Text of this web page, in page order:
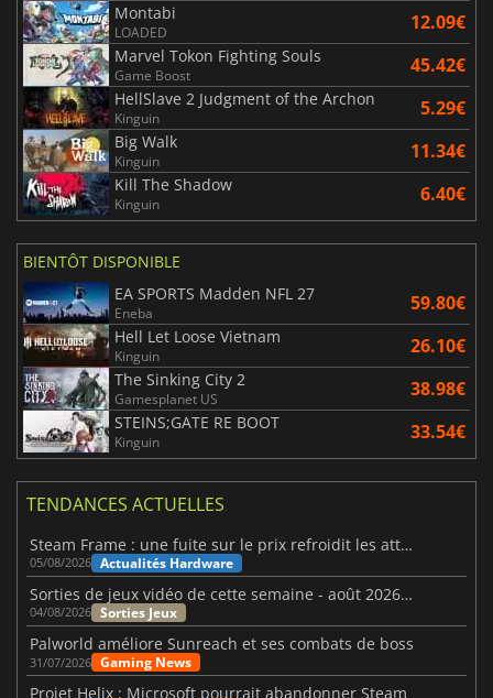
Montabi
LOADED 12.09€
Marvel Tokon Fighting Souls
Game Boost 45.42€
HellSlave 2 Judgment of the Archon
Kinguin 5.29€
Big Walk
Kinguin 11.34€
Kill The Shadow
Kinguin 6.40€
BIENTÔT DISPONIBLE
EA SPORTS Madden NFL 27
Eneba 59.80€
Hell Let Loose Vietnam
Kinguin 26.10€
The Sinking City 2
Gamesplanet US 38.98€
STEINS;GATE RE BOOT
Kinguin 33.54€
TENDANCES ACTUELLES
Steam Frame : une fuite sur le prix refroidit les attentes VR
05/08/2026 Actualités Hardware
Sorties de jeux vidéo de cette semaine - août 2026 (semaine 32)
04/08/2026 Sorties Jeux
Palworld améliore Sunreach et ses combats de boss
31/07/2026 Gaming News
Projet Helix : Microsoft pourrait abandonner Steam